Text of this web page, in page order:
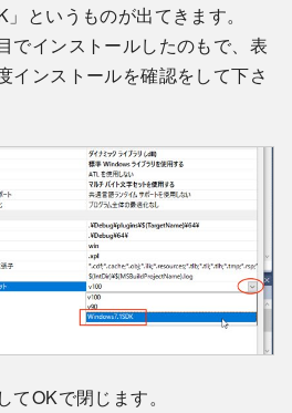
というものが出てきます。
でインストールしたのもで、表
インストールを確認をして下さ
OKで閉じます。